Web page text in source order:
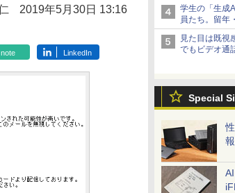
学生の「生成
員たち。留
見た目は既視
でもビデオ通
Special
2019年5月30日 13:16
note LinkedIn